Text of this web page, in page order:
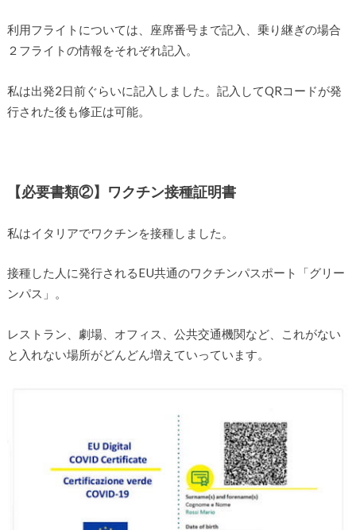
利用フライトについては、座席番号まで記入、乗り継ぎの場合
２フライトの情報をそれぞれ記入。
私は出発2日前ぐらいに記入しました。記入してQRコードが発
行された後も修正は可能。
【必要書類②】ワクチン接種証明書
私はイタリアでワクチンを接種しました。
接種した人に発行されるEU共通のワクチンパスポート「グリー
ンパス」。
レストラン、劇場、オフィス、公共交通機関など、これがない
と入れない場所がどんどん増えていっています。